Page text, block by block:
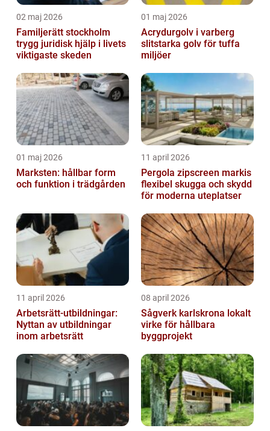
02 maj 2026
Familjerätt stockholm
trygg juridisk hjälp i livets
viktigaste skeden
01 maj 2026
Acrydurgolv i varberg
slitstarka golv för tuffa
miljöer
01 maj 2026
Marksten: hållbar form
och funktion i trädgården
11 april 2026
Pergola zipscreen markis
flexibel skugga och skydd
för moderna uteplatser
11 april 2026
Arbetsrätt-utbildningar:
Nyttan av utbildningar
inom arbetsrätt
08 april 2026
Sågverk karlskrona lokalt
virke för hållbara
byggprojekt